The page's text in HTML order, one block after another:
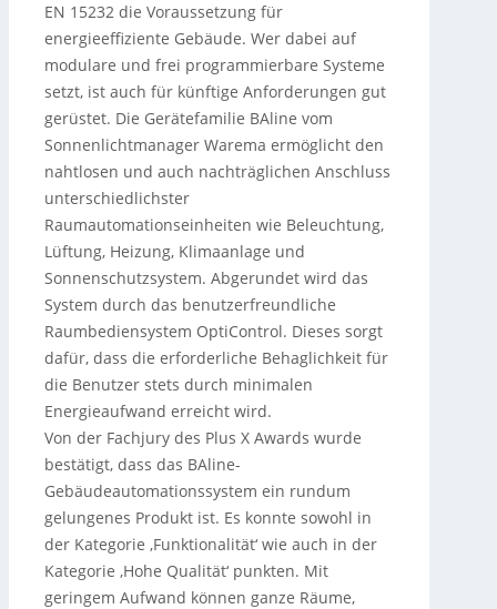
EN 15232 die Voraussetzung für
energieeffiziente Gebäude. Wer dabei auf
modulare und frei programmierbare Systeme
setzt, ist auch für künftige Anforderungen gut
gerüstet. Die Gerätefamilie BAline vom
Sonnenlichtmanager Warema ermöglicht den
nahtlosen und auch nachträglichen Anschluss
unterschiedlichster
Raumautomationseinheiten wie Beleuchtung,
Lüftung, Heizung, Klimaanlage und
Sonnenschutzsystem. Abgerundet wird das
System durch das benutzerfreundliche
Raumbediensystem OptiControl. Dieses sorgt
dafür, dass die erforderliche Behaglichkeit für
die Benutzer stets durch minimalen
Energieaufwand erreicht wird.
Von der Fachjury des Plus X Awards wurde
bestätigt, dass das BAline-
Gebäudeautomationssystem ein rundum
gelungenes Produkt ist. Es konnte sowohl in
der Kategorie ‚Funktionalität‘ wie auch in der
Kategorie ‚Hohe Qualität‘ punkten. Mit
geringem Aufwand können ganze Räume,